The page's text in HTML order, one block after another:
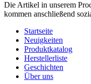
Die Artikel in unserem
kommen anschließend
Startseite
Neuigkeiten
Produktkatalog
Herstellerliste
Geschichten
Über uns